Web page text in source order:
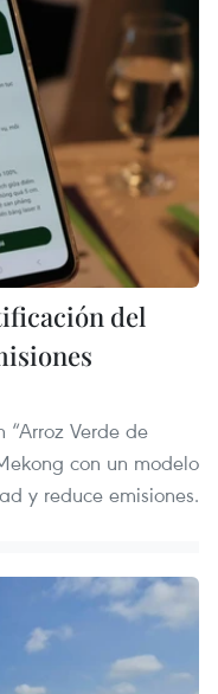
del
Verde de
con un modelo
y reduce emisiones.